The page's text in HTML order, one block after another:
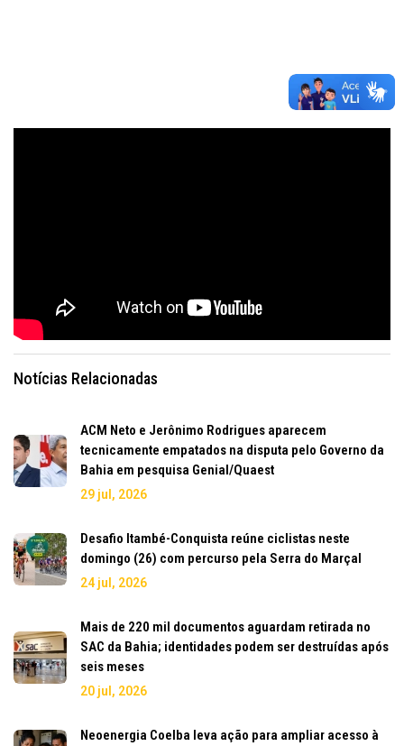
Notícias Relacionadas
ACM Neto e Jerônimo Rodrigues aparecem
tecnicamente empatados na disputa pelo Governo da
Bahia em pesquisa Genial/Quaest
29 jul, 2026
Desafio Itambé-Conquista reúne ciclistas neste
domingo (26) com percurso pela Serra do Marçal
24 jul, 2026
Mais de 220 mil documentos aguardam retirada no
SAC da Bahia; identidades podem ser destruídas após
seis meses
20 jul, 2026
Neoenergia Coelba leva ação para ampliar acesso à